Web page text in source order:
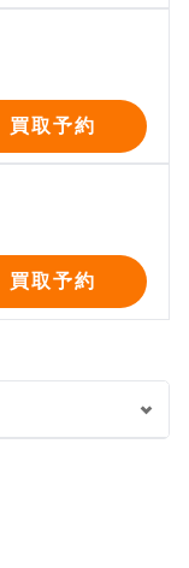
買取予約
買取予約